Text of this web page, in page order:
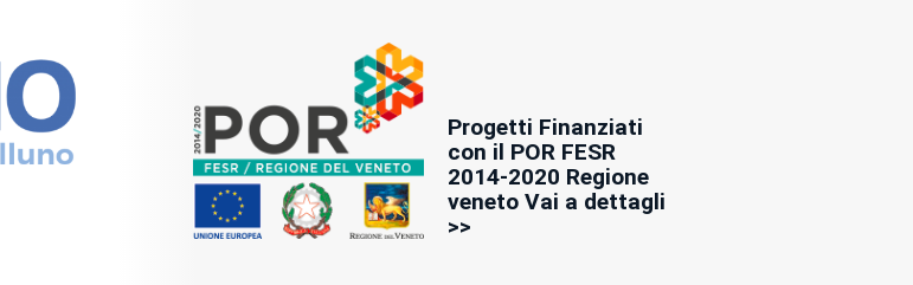
Progetti Finanziati
con il POR FESR
2014-2020 Regione
veneto Vai a dettagli
>>